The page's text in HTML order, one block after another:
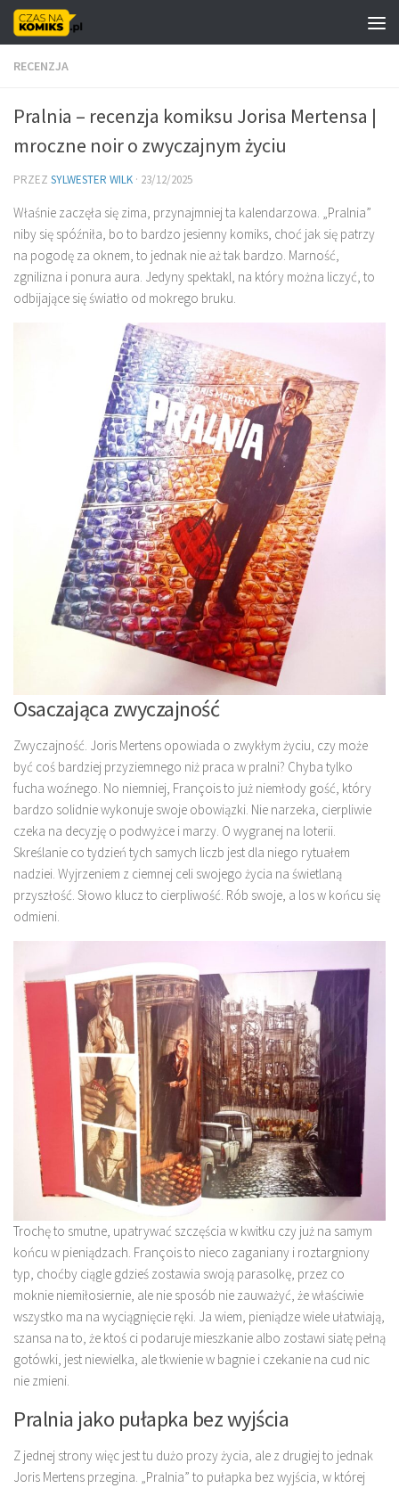
Skip to content
RECENZJA
Pralnia – recenzja komiksu Jorisa Mertensa |
mroczne noir o zwyczajnym życiu
PRZEZ SYLWESTER WILK · 23/12/2025
Właśnie zaczęła się zima, przynajmniej ta kalendarzowa. „Pralnia”
niby się spóźniła, bo to bardzo jesienny komiks, choć jak się patrzy
na pogodę za oknem, to jednak nie aż tak bardzo. Marność,
zgnilizna i ponura aura. Jedyny spektakl, na który można liczyć, to
odbijające się światło od mokrego bruku.
Osaczająca zwyczajność
Zwyczajność. Joris Mertens opowiada o zwykłym życiu, czy może
być coś bardziej przyziemnego niż praca w pralni? Chyba tylko
fucha woźnego. No niemniej, François to już niemłody gość, który
bardzo solidnie wykonuje swoje obowiązki. Nie narzeka, cierpliwie
czeka na decyzję o podwyżce i marzy. O wygranej na loterii.
Skreślanie co tydzień tych samych liczb jest dla niego rytuałem
nadziei. Wyjrzeniem z ciemnej celi swojego życia na świetlaną
przyszłość. Słowo klucz to cierpliwość. Rób swoje, a los w końcu się
odmieni.
Trochę to smutne, upatrywać szczęścia w kwitku czy już na samym
końcu w pieniądzach. François to nieco zaganiany i roztargniony
typ, choćby ciągle gdzieś zostawia swoją parasolkę, przez co
moknie niemiłosiernie, ale nie sposób nie zauważyć, że właściwie
wszystko ma na wyciągnięcie ręki. Ja wiem, pieniądze wiele ułatwiają,
szansa na to, że ktoś ci podaruje mieszkanie albo zostawi siatę pełną
gotówki, jest niewielka, ale tkwienie w bagnie i czekanie na cud nic
nie zmieni.
Pralnia jako pułapka bez wyjścia
Z jednej strony więc jest tu dużo prozy życia, ale z drugiej to jednak
Joris Mertens przegina. „Pralnia” to pułapka bez wyjścia, w której